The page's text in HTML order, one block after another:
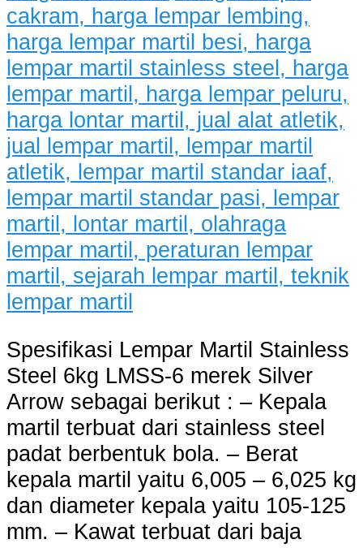
Spesifikasi Lempar Martil Stainless
Steel 6kg LMSS-6 merek Silver
Arrow sebagai berikut : – Kepala
martil terbuat dari stainless steel
padat berbentuk bola. – Berat
kepala martil yaitu 6,005 – 6,025 kg
dan diameter kepala yaitu 105-125
mm. – Kawat terbuat dari baja